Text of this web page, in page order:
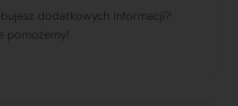
dodatkowych informacji?
pomożemy!